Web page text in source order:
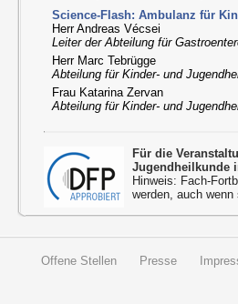
Science-Flash: Ambulanz für
Herr Andreas Vécsei
Leiter der Abteilung für
Herr Marc Tebrügge
Abteilung für Kinder- und
Frau Katarina Zervan
Abteilung für Kinder- und
Für die
Jugendheilkunde
Hinweis: Fach-
werden, auch
Offene Stellen Presse